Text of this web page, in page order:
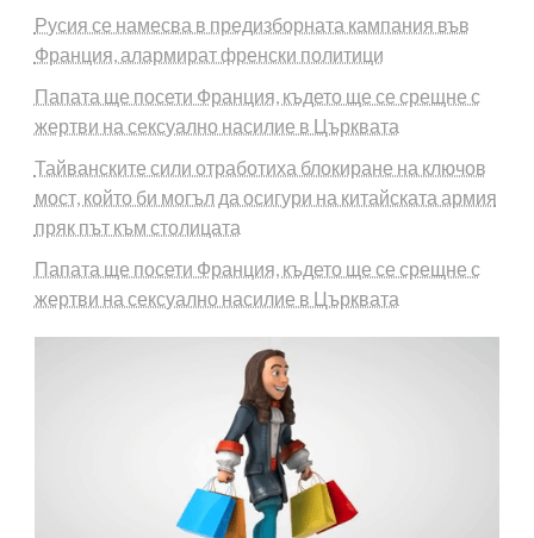
Русия се намесва в предизборната кампания във
Франция, алармират френски политици
Папата ще посети Франция, където ще се срещне с
жертви на сексуално насилие в Църквата
Тайванските сили отработиха блокиране на ключов
мост, който би могъл да осигури на китайската армия
пряк път към столицата
Папата ще посети Франция, където ще се срещне с
жертви на сексуално насилие в Църквата